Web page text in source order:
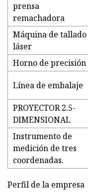
prensa
remachadora
Máquina de tallado
láser
Horno de precisión
Línea de embalaje
PROYECTOR 2.5-
DIMENSIONAL
Instrumento de
medición de tres
coordenadas.
Perfil de la empresa